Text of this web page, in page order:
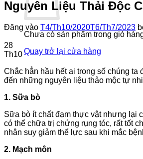
Chưa có sản phẩm trong giỏ
Quay trở lại cửa hàng
Nguyên Liệu Thải Độc
Đăng vào T4/Th10/2020T6/Th7/2023
28
Th10
Chắc hẳn hầu hết ai trong số chúng ta
đến những nguyên liệu thảo mộc tự
1. Sữa bò
Sữa bò ít chất đạm thực vật nhưng lại
có thể chữa trị chứng rụng tóc, rất tốt
nhân suy giảm thể lực sau khi mắc
2. Mạch môn